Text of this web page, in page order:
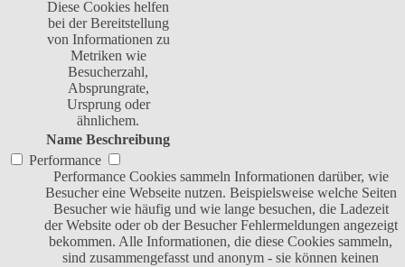
Diese Cookies helfen
bei der Bereitstellung
von Informationen zu
Metriken wie
Besucherzahl,
Absprungrate,
Ursprung oder
ähnlichem.
Name Beschreibung
Performance
Performance Cookies sammeln Informationen darüber, wie
Besucher eine Webseite nutzen. Beispielsweise welche Seiten
Besucher wie häufig und wie lange besuchen, die Ladezeit
der Website oder ob der Besucher Fehlermeldungen angezeigt
bekommen. Alle Informationen, die diese Cookies sammeln,
sind zusammengefasst und anonym - sie können keinen